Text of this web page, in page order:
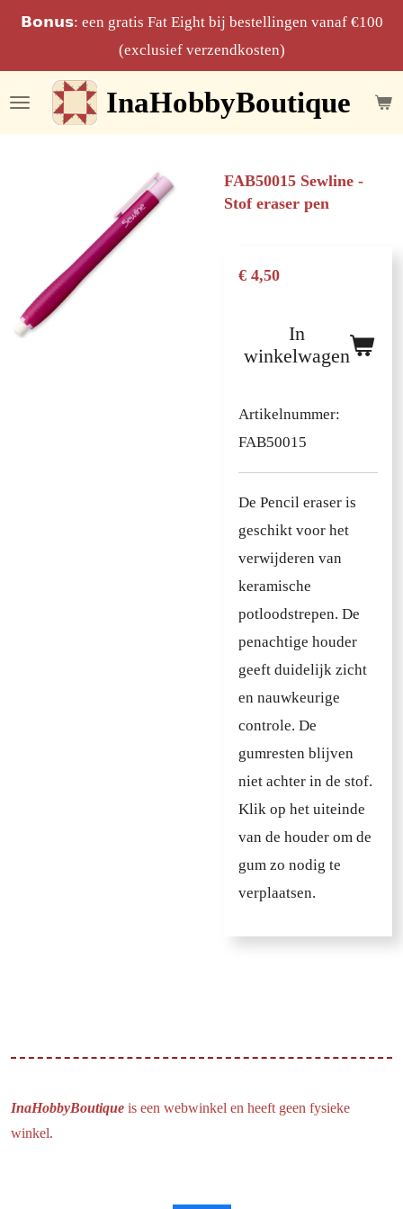
Ga
de
hoofdinhoud
InaHobbyBoutique
𝗕𝗼𝗻𝘂𝘀: een gratis Fat Eight bij bestellingen vanaf €100
(exclusief verzendkosten)
FAB50015 Sewline -
Stof eraser pen
€ 4,50
In
winkelwagen
Artikelnummer:
FAB50015
De Pencil eraser is
geschikt voor het
verwijderen van
keramische
potloodstrepen. De
penachtige houder
geeft duidelijk zicht
en nauwkeurige
controle. De
gumresten blijven
niet achter in de stof.
Klik op het uiteinde
van de houder om de
gum zo nodig te
verplaatsen.
InaHobbyBoutique is een webwinkel en heeft geen fysieke
winkel.